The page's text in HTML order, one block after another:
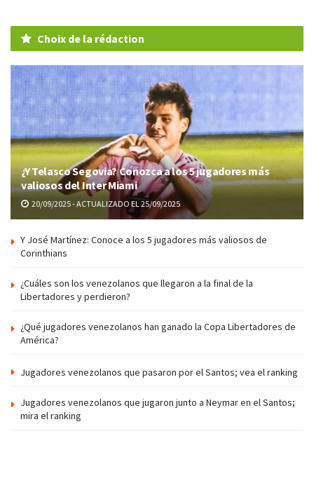
Choix de la rédaction
¿Y Telasco Segovia? Conozca a los 5 jugadores más
valiosos del Inter Miami
20/09/2025 - ACTUALIZADO EL 25/09/2025
Y José Martínez: Conoce a los 5 jugadores más valiosos de
Corinthians
¿Cuáles son los venezolanos que llegaron a la final de la
Libertadores y perdieron?
¿Qué jugadores venezolanos han ganado la Copa Libertadores de
América?
Jugadores venezolanos que pasaron por el Santos; vea el ranking
Jugadores venezolanos que jugaron junto a Neymar en el Santos;
mira el ranking